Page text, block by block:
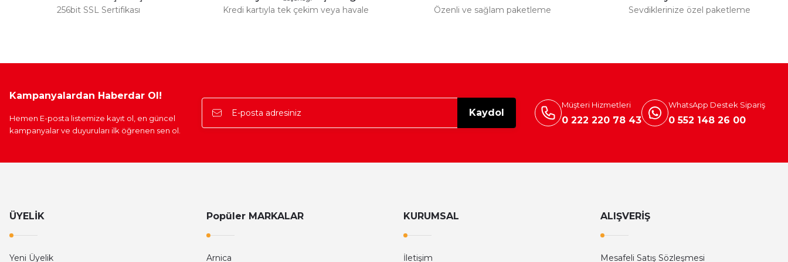
Gönder
256bit SSL Sertifikası Kredi kartıyla tek çekim veya havale Özenli ve sağlam paketleme Sevdiklerinize özel paketleme
Kampanyalardan Haberdar Ol!
Hemen E-posta listemize kayıt ol, en güncel
kampanyalar ve duyuruları ilk öğrenen sen ol.
Kaydol
Müşteri Hizmetleri
0 222 220 78 43
WhatsApp Destek Sipariş
0 552 148 26 00
ÜYELİK
Yeni Üyelik
Popüler MARKALAR
Arnica
KURUMSAL
İletişim
ALIŞVERİŞ
Mesafeli Satış Sözleşmesi